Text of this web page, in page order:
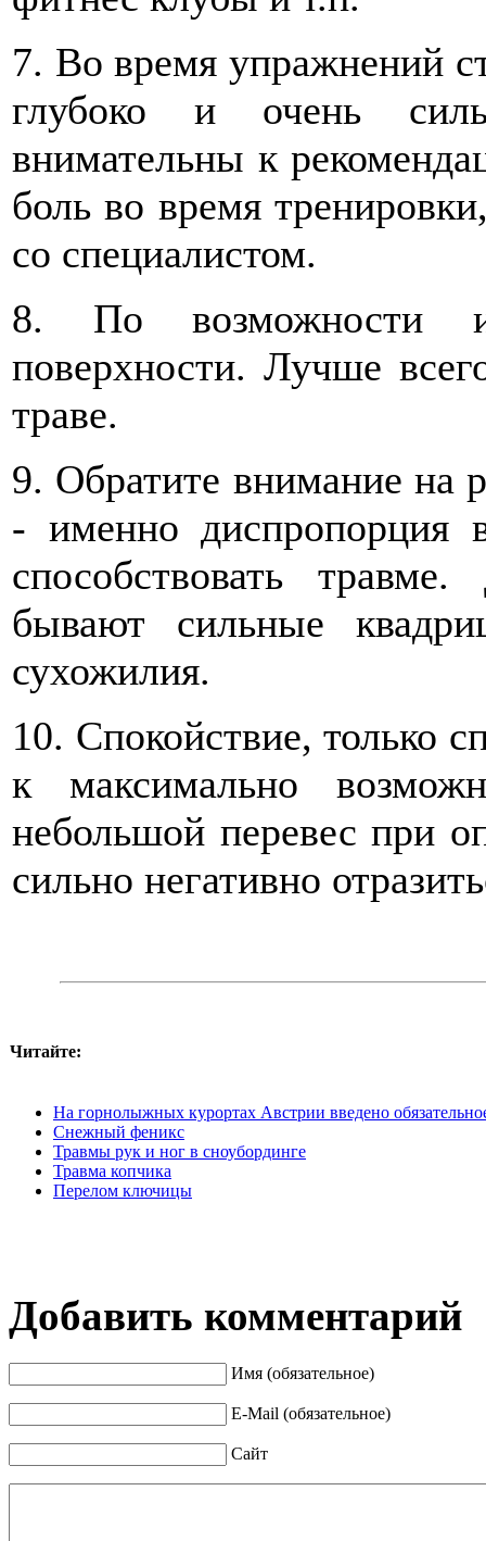
7. Во время упражнений
глубоко и очень
внимательны к
боль во время
со специалистом.
8. По возможности
поверхности. Лучше
траве.
9. Обратите внимание на
- именно диспропорция
способствовать
бывают сильные
сухожилия.
10. Спокойствие, только
к максимально
небольшой перевес при
сильно негативно
Читайте:
На горнолыжных курортах Австрии введено
Снежный феникс
Травмы рук и ног в сноубординге
Травма копчика
Перелом ключицы
Добавить комментарий
Имя (обязательное)
E-Mail (обязательное)
Сайт